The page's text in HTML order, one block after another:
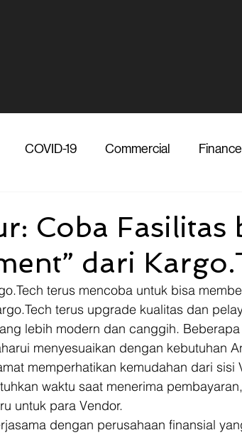
COVID-19 Commercial Finance
Vendor Shipper Media COVID-
Coba Fasilitas
dari
terus mencoba untuk bisa
terus upgrade kualitas dan
lebih modern dan canggih.
menyesuaikan dengan kebutuhan
memperhatikan kemudahan dari sisi
waktu saat menerima
untuk para Vendor.
dengan perusahaan finansial